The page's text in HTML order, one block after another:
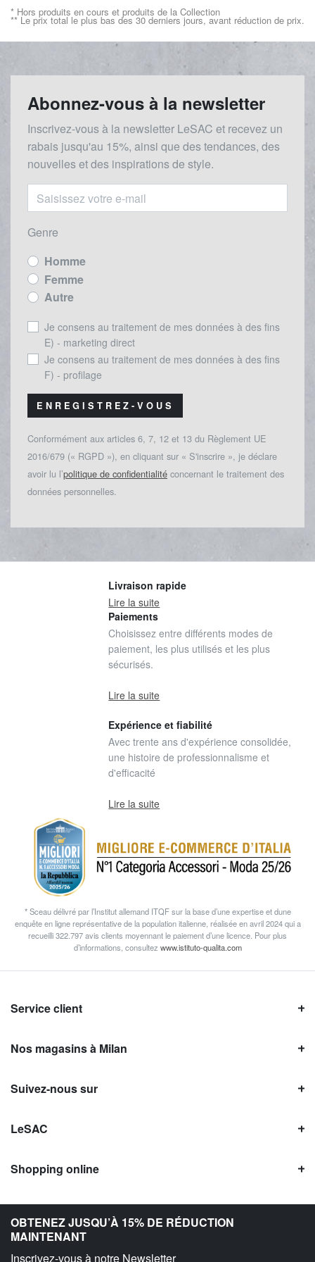
* Hors produits en cours et produits de la Collection
** Le prix total le plus bas des 30 derniers jours, avant réduction de prix.
Abonnez-vous à la newsletter
Inscrivez-vous à la newsletter LeSAC et recevez un
rabais jusqu'au 15%, ainsi que des tendances, des
nouvelles et des inspirations de style.
Genre
Homme
Femme
Autre
Je consens au traitement de mes données à des fins
E) - marketing direct
Je consens au traitement de mes données à des fins
F) - profilage
ENREGISTREZ-VOUS
Conformément aux articles 6, 7, 12 et 13 du Règlement UE
2016/679 (« RGPD »), en cliquant sur « S'inscrire », je déclare
avoir lu l’politique de confidentialité concernant le traitement des
données personnelles.
OBTENEZ JUSQU’À 15% DE RÉDUCTION
MAINTENANT
Inscrivez-vous à notre Newsletter
Livraison rapide
Lire la suite
Paiements
Choisissez entre différents modes de
paiement, les plus utilisés et les plus
sécurisés.
Lire la suite
Expérience et fiabilité
Avec trente ans d'expérience consolidée,
une histoire de professionnalisme et
d'efficacité
Lire la suite
* Sceau délivré par l’Institut allemand ITQF sur la base d’une expertise et dune
enquête en ligne représentative de la population italienne, réalisée en avril 2024 qui a
recueilli 322.797 avis clients moyennant le paiement d’une licence. Pour plus
d’informations, consultez www.istituto-qualita.com
Service client
Nos magasins à Milan
Suivez-nous sur
LeSAC
Shopping online
Avis LeSAC